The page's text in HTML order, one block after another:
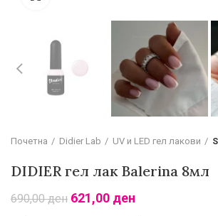
Почетна Didier Lab UV и LED гел лакови
DIDIER гел лак Balerina 8мл
690,00ден 621,00 ден